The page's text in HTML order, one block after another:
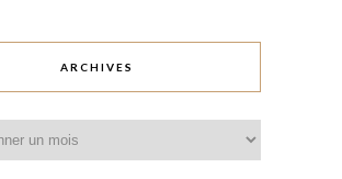
ARCHIVES